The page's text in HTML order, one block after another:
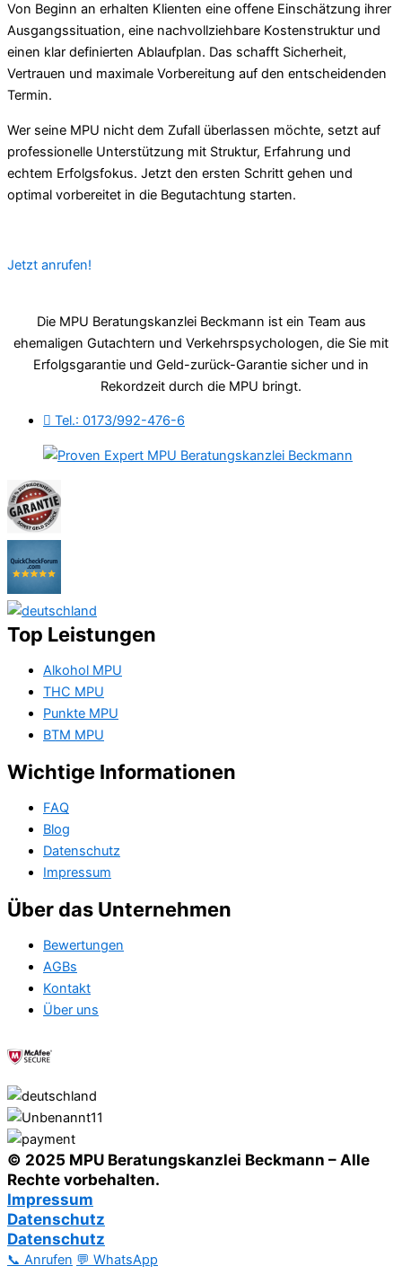
Von Beginn an erhalten Klienten eine offene Einschätzung ihrer
Ausgangssituation, eine nachvollziehbare Kostenstruktur und
einen klar definierten Ablaufplan. Das schafft Sicherheit,
Vertrauen und maximale Vorbereitung auf den entscheidenden
Termin.
Wer seine MPU nicht dem Zufall überlassen möchte, setzt auf
professionelle Unterstützung mit Struktur, Erfahrung und
echtem Erfolgsfokus. Jetzt den ersten Schritt gehen und
optimal vorbereitet in die Begutachtung starten.
Jetzt anrufen!
Die MPU Beratungskanzlei Beckmann ist ein Team aus
ehemaligen Gutachtern und Verkehrspsychologen, die Sie mit
Erfolgsgarantie und Geld-zurück-Garantie sicher und in
Rekordzeit durch die MPU bringt.
Tel.: 0173/992-476-6
Top Leistungen
Alkohol MPU
THC MPU
Punkte MPU
BTM MPU
Wichtige Informationen
FAQ
Blog
Datenschutz
Impressum
Über das Unternehmen
Bewertungen
AGBs
Kontakt
Über uns
© 2025 MPU Beratungskanzlei Beckmann – Alle
Rechte vorbehalten.
Impressum
Datenschutz
Datenschutz
📞 Anrufen 💬 WhatsApp